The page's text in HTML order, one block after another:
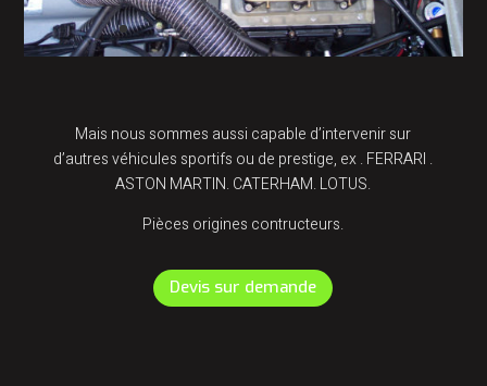
Mais nous sommes aussi capable d’intervenir sur
d’autres véhicules sportifs ou de prestige, ex . FERRARI .
ASTON MARTIN. CATERHAM. LOTUS.
Pièces origines contructeurs.
Devis sur demande